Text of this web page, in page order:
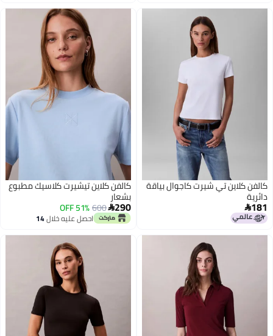
كالفن كلاين تي شيرت كاجوال بياقة
دائرية
181
كالفن كلاين تيشيرت كلاسيك مطبوع
بشعار
290
600
51% OFF
احصل عليه خلال14